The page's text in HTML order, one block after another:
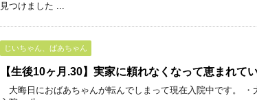
見つけました ...
じいちゃん、ばあちゃん
【生後10ヶ月.30】実家に頼れなくなって恵まれて
大晦日におばあちゃんが転んでしまって現在入院中です。 ・